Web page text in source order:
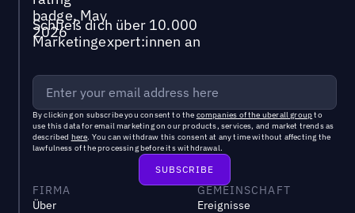
Schließ dich über 10.000
Marketingexpert:innen an
By clicking on subscribe you consent to the companies of the uberall groupto
use this data for email marketing on our products, services, and market trends as
described here. You can withdraw this consent at any time without affecting the
lawfulness of the processing before its withdrawal.
FIRMA
Über
GEMEINSCHAFT
Ereignisse